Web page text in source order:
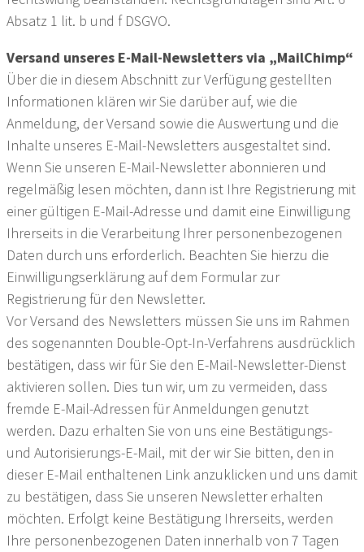
Absatz 1 lit. b und f DSGVO.
Versand unseres E-Mail-Newsletters via „MailChimp“
Über die in diesem Abschnitt zur Verfügung gestellten
Informationen klären wir Sie darüber auf, wie die
Anmeldung, der Versand sowie die Auswertung und die
Inhalte unseres E-Mail-Newsletters ausgestaltet sind.
Wenn Sie unseren E-Mail-Newsletter abonnieren und
regelmäßig lesen möchten, dann ist Ihre Registrierung mit
einer gültigen E-Mail-Adresse und damit eine Einwilligung
Ihrerseits in die Verarbeitung Ihrer personenbezogenen
Daten durch uns erforderlich. Beachten Sie hierzu die
Einwilligungserklärung auf dem Formular zur
Registrierung für den Newsletter.
Vor Versand des Newsletters müssen Sie uns im Rahmen
des sogenannten Double-Opt-In-Verfahrens ausdrücklich
bestätigen, dass wir für Sie den E-Mail-Newsletter-Dienst
aktivieren sollen. Dies tun wir, um zu vermeiden, dass
fremde E-Mail-Adressen für Anmeldungen genutzt
werden. Dazu erhalten Sie von uns eine Bestätigungs-
und Autorisierungs-E-Mail, mit der wir Sie bitten, den in
dieser E-Mail enthaltenen Link anzuklicken und uns damit
zu bestätigen, dass Sie unseren Newsletter erhalten
möchten. Erfolgt keine Bestätigung Ihrerseits, werden
Ihre personenbezogenen Daten innerhalb von 7 Tagen